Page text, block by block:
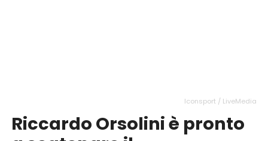
Iconsport / LiveMedia
Riccardo Orsolini è pronto